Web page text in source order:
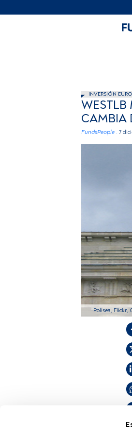
INVERSIÓN
WESTLB
CAMBIA
FundsPeople . 7
Polisea, Flickr,